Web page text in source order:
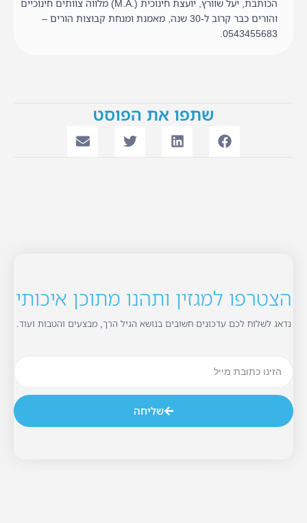
הכותבת, יעל שוורץ, יועצת חינוכית (.M.A) מלווה צוותים חינוכיים
והורים כבר קרוב ל-30 שנה, מאמנת ומנחת קבוצות הורים –
0543455683.
שתפו את הפוסט
הצטרפו למגזין ותהנו מתוכן איכותי
נדאג לשלוח לכם עדכונים חשובים בנושא הגיל הרך, מבצעים והטבות ועוד.
שליחה